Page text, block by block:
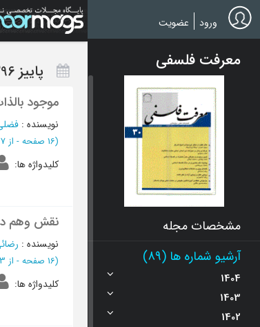
Skip
to
main
ورود عضویت
معرفت فلسفی
مشخصات مجله
آرشیو شماره ها (89)
1404
1403
1402
پاییز 1396 - شماره 57
موجود
نویسنده :
(‎16 صفحه - از 7 تا 22
کلیدواژه ها:
نقش وهم در
نویسنده :
(‎16 صفحه - از 23 تا 38
کلیدواژه ها: